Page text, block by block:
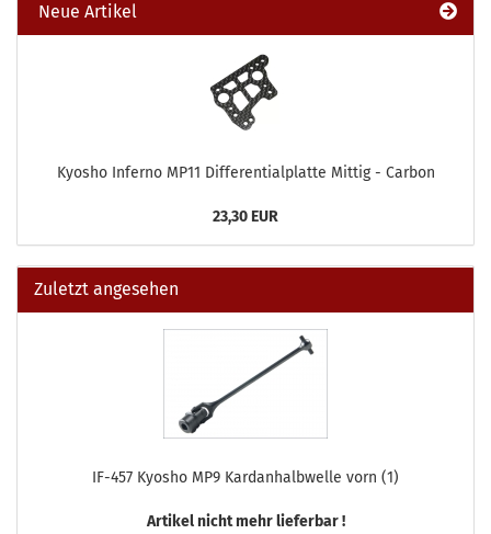
Neue Artikel
Kyosho Inferno MP11 Differentialplatte Mittig - Carbon
23,30 EUR
Zuletzt angesehen
IF-457 Kyosho MP9 Kardanhalbwelle vorn (1)
Artikel nicht mehr lieferbar !